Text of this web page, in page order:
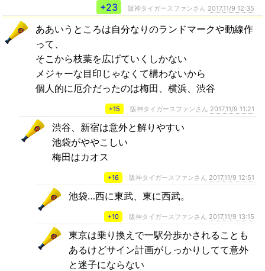
+23
阪神タイガースファンさん 2017,11/9 12:35
ああいうところは自分なりのランドマークや動線作
って、
そこから枝葉を広げていくしかない
メジャーな目印じゃなくて構わないから
個人的に厄介だったのは梅田、横浜、渋谷
+15 阪神タイガースファンさん 2017,11/9 11:21
渋谷、新宿は意外と解りやすい
池袋がややこしい
梅田はカオス
+16 阪神タイガースファンさん 2017,11/9 12:51
池袋…西に東武、東に西武。
+10 阪神タイガースファンさん 2017,11/9 13:15
東京は乗り換えで一駅分歩かされることも
あるけどサイン計画がしっかりしてて意外
と迷子にならない